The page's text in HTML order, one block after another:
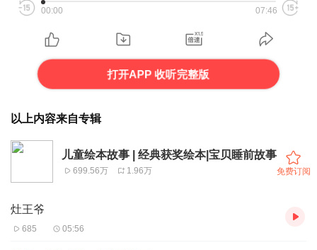
00:00 07:46
打开APP 收听完整版
以上内容来自专辑
儿童绘本故事 | 经典获奖绘本|宝贝睡前故事
699.56万 1.96万 免费订阅
灶王爷
685 05:56